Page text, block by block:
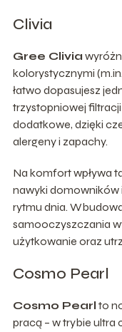
Clivia
Gree Clivia
kolorystycznymi (m.in.
łatwo dopasujesz
trzystopniowej filtracji
dodatkowe, dzięki
alergeny i zapachy.
Na komfort wpływa
nawyki domowników
rytmu dnia.
samooczyszczania
użytkowanie oraz
Cosmo Pearl
Cosmo Pearl to
pracą – w trybie ultra